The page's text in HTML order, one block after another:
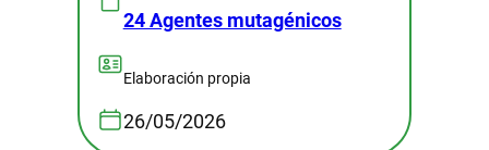
24 Agentes mutagénicos
Elaboración propia
26/05/2026